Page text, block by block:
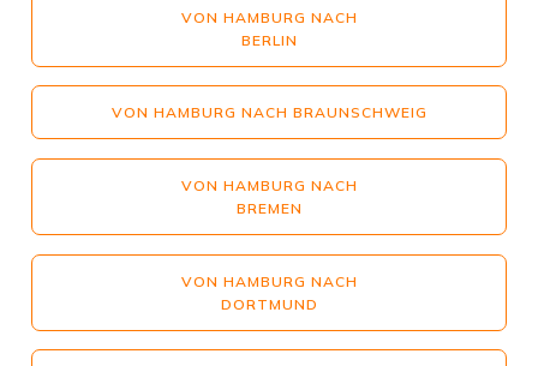
VON HAMBURG NACH
BERLIN
VON HAMBURG NACH BRAUNSCHWEIG
VON HAMBURG NACH
BREMEN
VON HAMBURG NACH
DORTMUND